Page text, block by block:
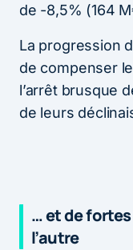
de -8,5% (164
La progression
de compenser
l’arrêt brusque
de leurs
… et de
l’autre